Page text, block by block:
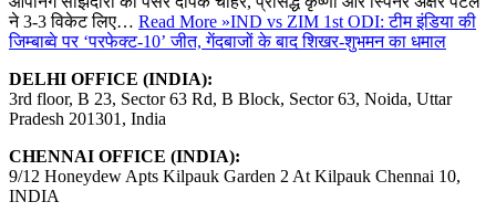
ने 3-3 विकेट लिए… Read More »IND vs ZIM 1st ODI: टीम इंडिया की
जिम्बाब्वे पर ‘परफेक्ट-10’ जीत, गेंदबाजों के बाद शिखर-शुभमन का धमाल
DELHI OFFICE (INDIA):
3rd floor, B 23, Sector 63 Rd, B Block, Sector 63, Noida, Uttar
Pradesh 201301, India
CHENNAI OFFICE (INDIA):
9/12 Honeydew Apts Kilpauk Garden 2 At Kilpauk Chennai 10,
INDIA